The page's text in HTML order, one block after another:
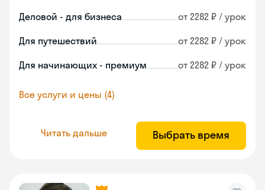
Деловой - для бизнеса от 2282 ₽ / урок
Для путешествий от 2282 ₽ / урок
Для начинающих - премиум от 2282 ₽ / урок
Все услуги и цены (4)
Читать дальше Выбрать время